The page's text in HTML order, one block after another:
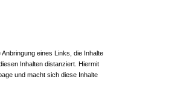
eines Links, die Inhalte
Inhalten distanziert. Hiermit
und macht sich diese Inhalte